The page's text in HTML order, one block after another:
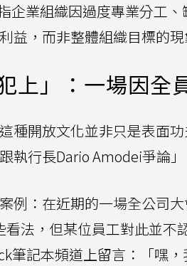
企業組織因過度專業分工
益，而非整體組織目標的現
上」：一場因全
種開放文化並非只是表面
執行長Dario Amodei爭論」
例：在近期的一場全公司
法，但某位員工對此並不
筆記本頻道上留言：「嘿